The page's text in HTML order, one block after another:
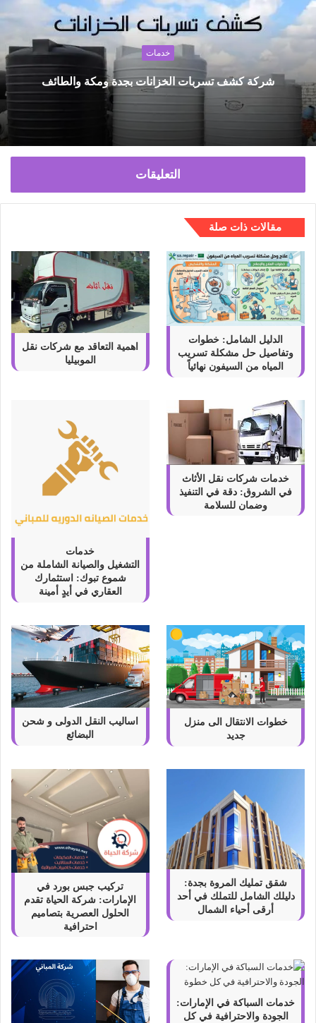
ع
ا
و
ي
ب
خدمات
شركة كشف تسربات الخزانات بجدة ومكة والطائف
التعليقات
مقالات ذات صلة
الدليل الشامل: خطوات
وتفاصيل حل مشكلة تسريب
المياه من السيفون نهائياً
اهمية التعاقد مع شركات نقل
الموبيليا
خدمات شركات نقل الأثاث
في الشروق: دقة في التنفيذ
وضمان للسلامة
خدمات
التشغيل والصيانة الشاملة من
شموع تبوك: استثمارك
العقاري في أيدٍ أمينة
خطوات الانتقال الى منزل
جديد
اساليب النقل الدولى و شحن
البضائع
شقق تمليك المروة بجدة:
دليلك الشامل للتملك في أحد
أرقى أحياء الشمال
تركيب جبس بورد في
الإمارات: شركة الحياة تقدم
الحلول العصرية بتصاميم
احترافية
خدمات السباكة في الإمارات:
الجودة والاحترافية في كل